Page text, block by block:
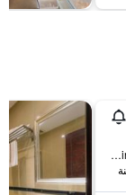
No.2,Xinwei 2nd rd,Guzhen Town, تشونغشان, الصين